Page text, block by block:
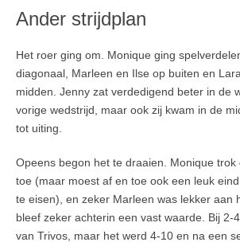
Ander strijdplan
Het roer ging om. Monique ging
diagonaal, Marleen en Ilse op buiten en
midden. Jenny zat verdedigend beter in de
vorige wedstrijd, maar ook zij kwam in de
tot uiting.
Opeens begon het te draaien. Monique trok
toe (maar moest af en toe ook een leuk
te eisen), en zeker Marleen was lekker aan
bleef zeker achterin een vast waarde. Bij 2-
van Trivos, maar het werd 4-10 en na een